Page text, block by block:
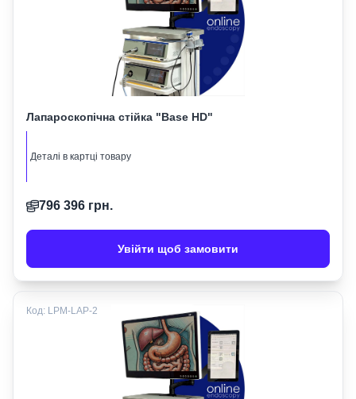
Лапароскопічна стійка "Base HD"
Деталі в картці товару
796 396 грн.
Увійти щоб замовити
Код: LPM-LAP-2